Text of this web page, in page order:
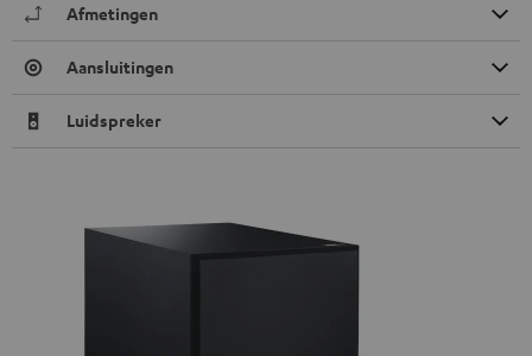
Afmetingen
Aansluitingen
Luidspreker